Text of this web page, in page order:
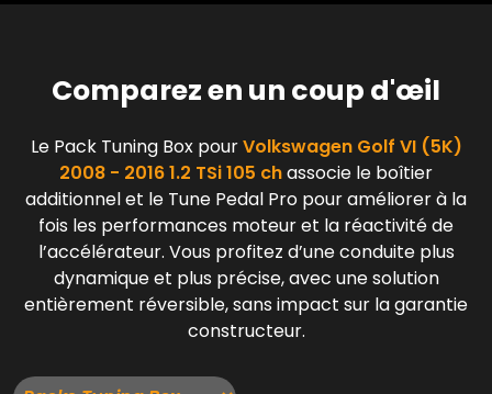
Comparez en un coup d'œil
Le Pack Tuning Box pourVolkswagen Golf VI (5K)
2008 - 2016 1.2 TSi 105 chassocie le boîtier
additionnel et le Tune Pedal Pro pour améliorer à la
fois les performances moteur et la réactivité de
l’accélérateur. Vous profitez d’une conduite plus
dynamique et plus précise, avec une solution
entièrement réversible, sans impact sur la garantie
constructeur.